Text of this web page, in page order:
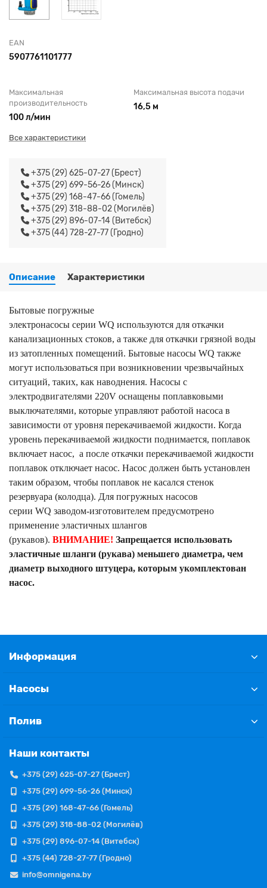
EAN
5907761101777
Максимальная
производительность
100 л/мин
Максимальная высота подачи
16,5 м
Все характеристики
+375 (29) 625-07-27 (Брест)
+375 (29) 699-56-26 (Минск)
+375 (29) 168-47-66 (Гомель)
+375 (29) 318-88-02 (Могилёв)
+375 (29) 896-07-14 (Витебск)
+375 (44) 728-27-77 (Гродно)
Описание Характеристики
Бытовые погружные
электронасосы серии WQ используются для откачки
канализационных стоков, а также для откачки грязной воды
из затопленных помещений. Бытовые насосы WQ также
могут использоваться при возникновении чрезвычайных
ситуаций, таких, как наводнения. Насосы с
электродвигателями 220V оснащены поплавковыми
выключателями, которые управляют работой насоса в
зависимости от уровня перекачиваемой жидкости. Когда
уровень перекачиваемой жидкости поднимается, поплавок
включает насос, а после откачки перекачиваемой жидкости
поплавок отключает насос. Насос должен быть установлен
таким образом, чтобы поплавок не касался стенок
резервуара (колодца). Для погружных насосов
серии WQ заводом-изготовителем предусмотрено
применение эластичных шлангов
(рукавов). ВНИМАНИЕ! Запрещается использовать
эластичные шланги (рукава) меньшего диаметра, чем
диаметр выходного штуцера, которым укомплектован
насос.
Информация
Насосы
Полив
Наши контакты
+375 (29) 625-07-27 (Брест)
+375 (29) 699-56-26 (Минск)
+375 (29) 168-47-66 (Гомель)
+375 (29) 318-88-02 (Могилёв)
+375 (29) 896-07-14 (Витебск)
+375 (44) 728-27-77 (Гродно)
info@omnigena.by